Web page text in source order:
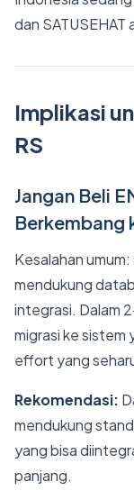
dan
Implikasi
RS
Jangan Beli
Berkembang
Kesalahan
mendukung
integrasi. Dalam
migrasi ke sistem
effort yang
Rekomendasi:
mendukung
yang bisa
panjang.